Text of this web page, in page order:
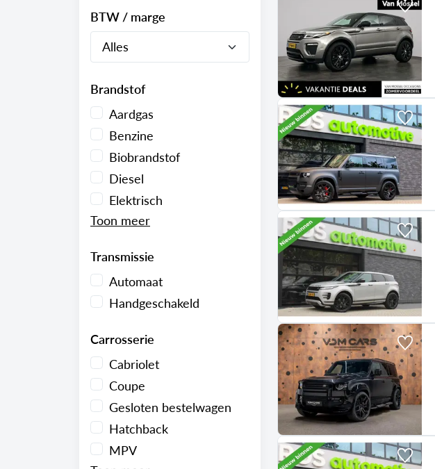
BTW / marge
Brandstof
Aardgas
Benzine
Biobrandstof
Diesel
Elektrisch
Transmissie
Automaat
Handgeschakeld
Carrosserie
Cabriolet
Coupe
Gesloten bestelwagen
Hatchback
MPV